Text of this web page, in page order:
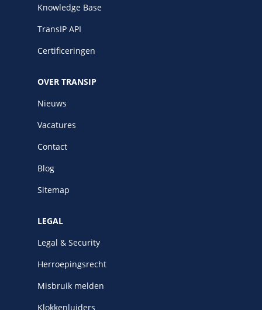
Knowledge Base
TransIP API
Certificeringen
OVER TRANSIP
Nieuws
Vacatures
Contact
Blog
Sitemap
LEGAL
Legal & Security
Herroepingsrecht
Misbruik melden
Klokkenluiders